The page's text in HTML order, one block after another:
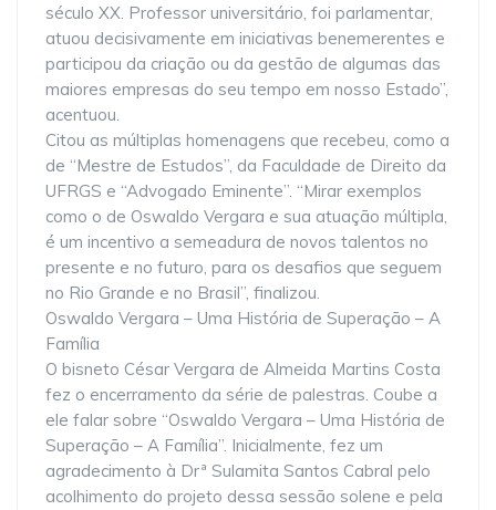
século XX. Professor universitário, foi parlamentar,
atuou decisivamente em iniciativas benemerentes e
participou da criação ou da gestão de algumas das
maiores empresas do seu tempo em nosso Estado”,
acentuou.
Citou as múltiplas homenagens que recebeu, como a
de “Mestre de Estudos”, da Faculdade de Direito da
UFRGS e “Advogado Eminente”. “Mirar exemplos
como o de Oswaldo Vergara e sua atuação múltipla,
é um incentivo a semeadura de novos talentos no
presente e no futuro, para os desafios que seguem
no Rio Grande e no Brasil”, finalizou.
Oswaldo Vergara – Uma História de Superação – A
Família
O bisneto César Vergara de Almeida Martins Costa
fez o encerramento da série de palestras. Coube a
ele falar sobre “Oswaldo Vergara – Uma História de
Superação – A Família”. Inicialmente, fez um
agradecimento à Drª Sulamita Santos Cabral pelo
acolhimento do projeto dessa sessão solene e pela